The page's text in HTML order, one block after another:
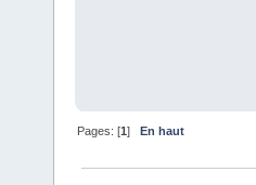
Pages: [1]En haut